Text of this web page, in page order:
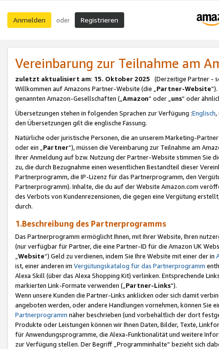
Anmelden oder Registrieren
Vereinbarung zur Teilnahme am
zuletzt aktualisiert am: 15. Oktober 2025 (Derzeitige Partner -
Willkommen auf Amazons Partner-Website (die „Partner-Website
genannten Amazon-Gesellschaften („Amazon“ oder „uns“ oder
Übersetzungen stehen in folgenden Sprachen zur Verfügung :Englisch,
den Übersetzungen gilt die englische Fassung.
Natürliche oder juristische Personen, die an unserem Marketing-
oder ein „Partner“), müssen die Vereinbarung zur Teilnahme am
Ihrer Anmeldung auf bzw. Nutzung der Partner-Website stimmen Sie
zu, die durch Bezugnahme einen wesentlichen Bestandteil dieser
Partnerprogramm, die IP-Lizenz für das Partnerprogramm, den
Partnerprogramm). Inhalte, die du auf der Website Amazon.com
des Verbots von Kundenrezensionen, die gegen eine Vergütung
durch.
1.Beschreibung des Partnerprogramms
Das Partnerprogramm ermöglicht Ihnen, mit Ihrer Website, Ihren
(nur verfügbar für Partner, die eine Partner-ID für die Amazon UK
Website“) Geld zu verdienen, indem Sie Ihre Website mit einer der in
ist, einer anderen im Vergütungskatalog für das Partnerprogramm
Alexa Skill (über das Alexa Shopping Kit) verlinken. Entsprechende
markierten Link-Formate verwenden („ Partner-Links“).
Wenn unsere Kunden die Partner-Links anklicken oder sich damit
angeboten werden, oder andere Handlungen vornehmen, können Sie
Partnerprogramm näher beschrieben (und vorbehaltlich der dort
Produkte oder Leistungen können wir Ihnen Daten, Bilder, Texte,
für Anwendungsprogramme, die Alexa-Funktionalität und weitere
zur Verfügung stellen. Der Begriff „Programminhalte“ bezieht sich